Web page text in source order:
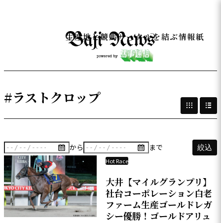
生産地と競馬サークルを結ぶ情報紙
#ラストクロップ
から まで 絞込
Hot Race
大井【マイルグランプリ】
社台コーポレーション白老
ファーム生産ゴールドレガ
シー優勝！ゴールドアリュ